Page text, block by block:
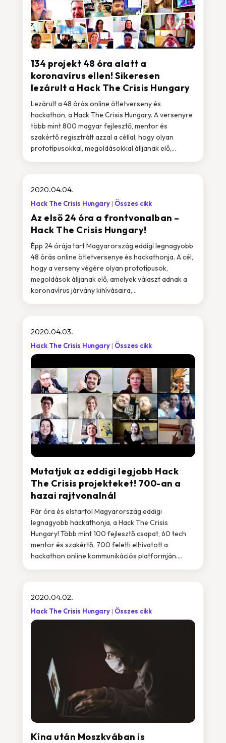
134 projekt 48 óra alatt a
koronavírus ellen! Sikeresen
lezárult a Hack The Crisis Hungary
Lezárult a 48 órás online ötletverseny és
hackathon, a Hack The Crisis Hungary. A versenyre
több mint 800 magyar fejlesztő, mentor és
szakértő regisztrált azzal a céllal, hogy olyan
prototípusokkal, megoldásokkal álljanak elő,...
Az első 24 óra a frontvonalban –
Hack The Crisis Hungary!
2020.04.04.
Hack The Crisis Hungary Összes cikk
Épp 24 órája tart Magyarország eddigi legnagyobb
48 órás online ötletversenye és hackathonja. A cél,
hogy a verseny végére olyan prototípusok,
megoldások álljanak elő, amelyek választ adnak a
koronavírus járvány kihívásaira,...
Mutatjuk az eddigi legjobb Hack
The Crisis projekteket! 700-an a
hazai rajtvonalnál
2020.04.03.
Hack The Crisis Hungary Összes cikk
Pár óra és elstartol Magyarország eddigi
legnagyobb hackathonja, a Hack The Crisis
Hungary! Több mint 100 fejlesztő csapat, 60 tech
mentor és szakértő, 700 feletti elhivatott a
hackathon online kommunikációs platformján....
Kína után Moszkvában is
2020.04.02.
Hack The Crisis Hungary Összes cikk